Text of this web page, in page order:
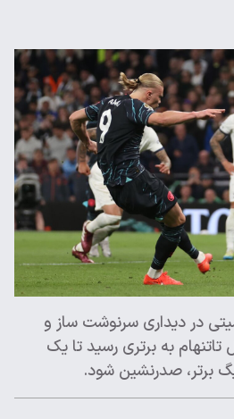
در دیداری سرنوشت ساز و
به برتری رسید تا یک
برتر، صدرنشین شود.